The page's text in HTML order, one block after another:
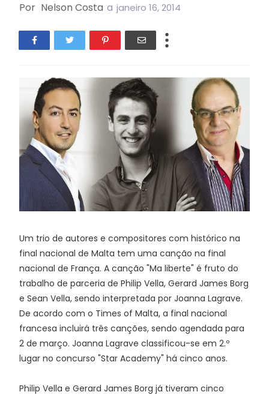
Por Nelson Costa a janeiro 16, 2014
Um trio de autores e compositores com histórico na
final nacional de Malta tem uma canção na final
nacional de França. A canção "Ma liberte" é fruto do
trabalho de parceria de Philip Vella, Gerard James Borg
e Sean Vella, sendo interpretada por Joanna Lagrave.
De acordo com o Times of Malta, a final nacional
francesa incluirá três canções, sendo agendada para
2 de março. Joanna Lagrave classificou-se em 2.º
lugar no concurso "Star Academy" há cinco anos.
Philip Vella e Gerard James Borg já tiveram cinco